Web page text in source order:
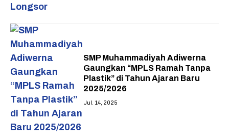
SMP Muhammadiyah Adiwerna
Gaungkan “MPLS Ramah Tanpa
Plastik” di Tahun Ajaran Baru
2025/2026
Jul. 14, 2025